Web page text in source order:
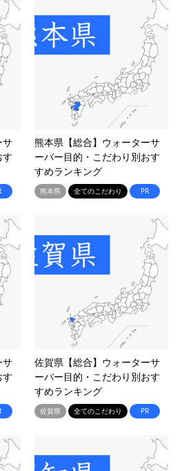
サ
す
熊本県【総合】ウォーターサ
ーバー目的・こだわり別おす
すめランキング
熊本県 全てのこだわり PR
サ
す
佐賀県【総合】ウォーターサ
ーバー目的・こだわり別おす
すめランキング
佐賀県 全てのこだわり PR